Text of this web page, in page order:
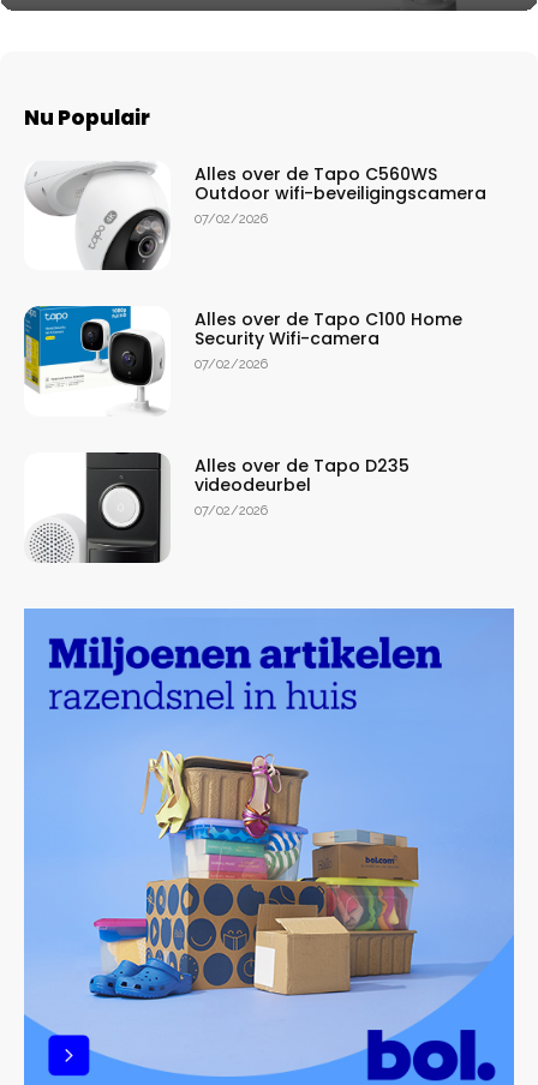
Nu Populair
Alles over de Tapo C560WS
Outdoor wifi-beveiligingscamera
07/02/2026
Alles over de Tapo C100 Home
Security Wifi-camera
07/02/2026
Alles over de Tapo D235
videodeurbel
07/02/2026